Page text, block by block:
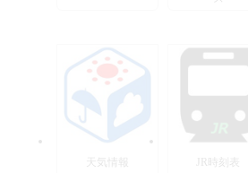
天気情報 JR時刻表